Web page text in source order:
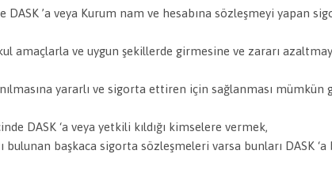
’a veya Kurum nam ve hesabına sözleşmeyi yapan
amaçlarla ve uygun şekillerde girmesine ve zararı
yararlı ve sigorta ettiren için sağlanması
DASK ‘a veya yetkili kıldığı kimselere vermek,
başkaca sigorta sözleşmeleri varsa bunları DASK ‘a